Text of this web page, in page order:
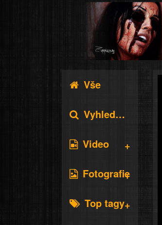
Vše
Vyhledávání
Video
Fotografie
Top tagy